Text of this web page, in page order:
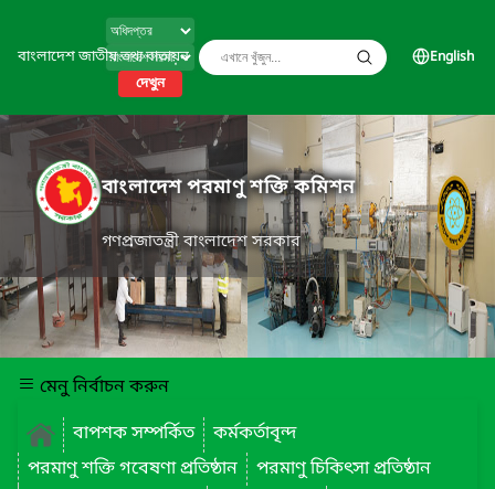
বাংলাদেশ জাতীয় তথ্য বাতায়ন
দেখুন
English
বাংলাদেশ পরমাণু শক্তি কমিশন
গণপ্রজাতন্ত্রী বাংলাদেশ সরকার
মেনু নির্বাচন করুন
বাপশক সম্পর্কিত
কর্মকর্তাবৃন্দ
পরমাণু শক্তি গবেষণা প্রতিষ্ঠান
পরমাণু চিকিৎসা প্রতিষ্ঠান